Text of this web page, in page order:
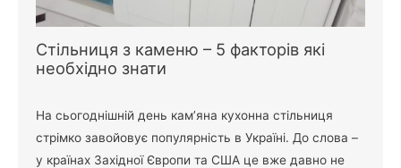
Стільниця з каменю – 5 факторів які
необхідно знати
На сьогоднішній день кам’яна кухонна стільниця
стрімко завойовує популярність в Україні. До слова –
у країнах Західної Європи та США це вже давно не